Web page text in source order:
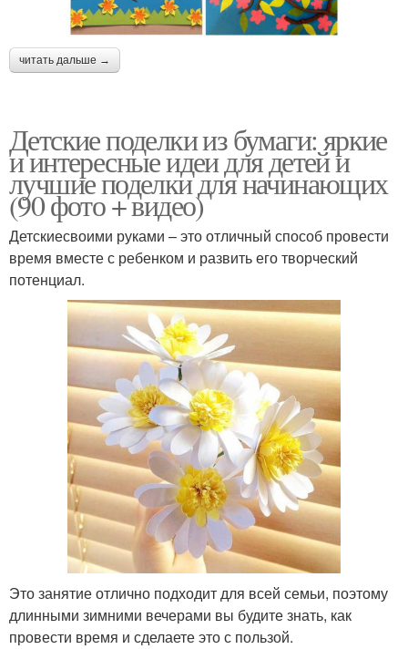
читать дальше →
Детские поделки из бумаги: яркие
и интересные идеи для детей и
лучшие поделки для начинающих
(90 фото + видео)
Детскиесвоими руками – это отличный способ провести
время вместе с ребенком и развить его творческий
потенциал.
Это занятие отлично подходит для всей семьи, поэтому
длинными зимними вечерами вы будите знать, как
провести время и сделаете это с пользой.